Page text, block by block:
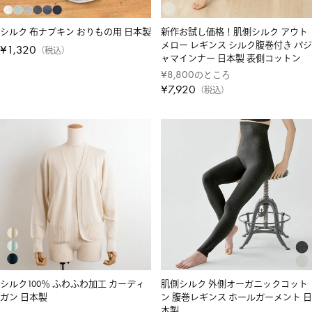
シルク 布ナプキン おりもの用 日本製
¥1,320 税込
新作お試し価格！肌側シルク アウト
メロー レギンス シルク腹巻付き パジ
ャマインナー 日本製 表側コットン
¥8,800のところ
¥7,920 税込
シルク100％ ふわふわ加工 カーディ
ガン 日本製
肌側シルク 外側オーガニックコット
ン 腹巻レギンス ホールガーメント 日